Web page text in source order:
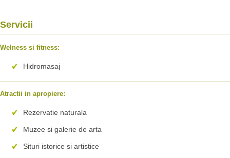
Servicii
Welness si fitness:
Hidromasaj
Atractii in apropiere:
Rezervatie naturala
Muzee si galerie de arta
Situri istorice si artistice